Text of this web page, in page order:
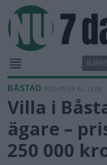
BÅSTAD 2025-05-19 KL. 11:00
Villa i
ägare –
250 000